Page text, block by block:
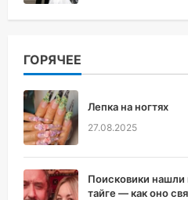
ГОРЯЧЕЕ
Лепка на ногтях
27.08.2025
Поисковики
тайге — как оно